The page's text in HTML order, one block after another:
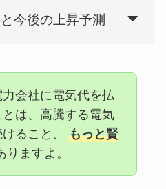
今後の上昇予測
会社に電気代を払
は、高騰する電気
ること、
もっと賢
りますよ。